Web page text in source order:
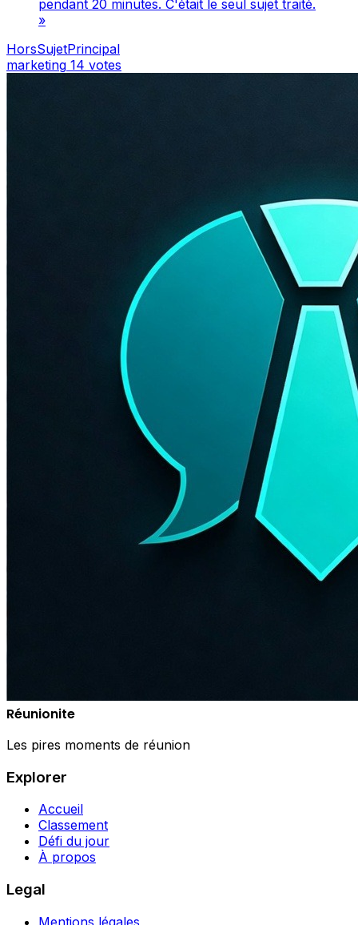
pendant 20 minutes. C'était le seul sujet traité.
»
HorsSujetPrincipal
marketing 14 votes
Réunionite
Les pires moments de réunion
Explorer
Accueil
Classement
Défi du jour
À propos
Legal
Mentions légales